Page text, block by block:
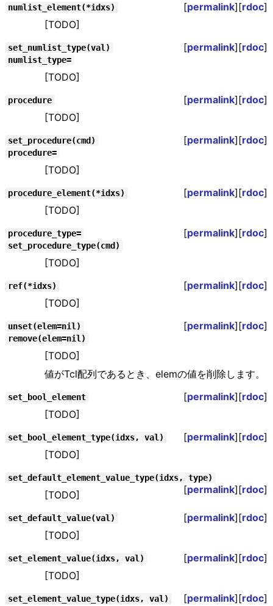
numlist_element(*idxs) [permalink][rdoc]
[TODO]
set_numlist_type(val) [permalink][rdoc]
numlist_type=
[TODO]
procedure [permalink][rdoc]
[TODO]
set_procedure(cmd) [permalink][rdoc]
procedure=
[TODO]
procedure_element(*idxs) [permalink][rdoc]
[TODO]
procedure_type= [permalink][rdoc]
set_procedure_type(cmd)
[TODO]
ref(*idxs) [permalink][rdoc]
[TODO]
unset(elem=nil) [permalink][rdoc]
remove(elem=nil)
[TODO]
値がTcl配列であるとき、elemの値を削除します。
set_bool_element [permalink][rdoc]
[TODO]
set_bool_element_type(idxs, val) [permalink][rdoc]
[TODO]
set_default_element_value_type(idxs, type)
[permalink][rdoc]
[TODO]
set_default_value(val) [permalink][rdoc]
[TODO]
set_element_value(idxs, val) [permalink][rdoc]
[TODO]
set_element_value_type(idxs, val) [permalink][rdoc]